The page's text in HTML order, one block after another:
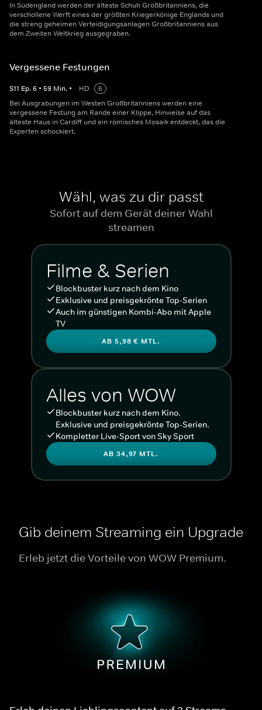
In Südengland werden der älteste Schuh Großbritanniens, die
verschollene Werft eines der größten Kriegerkönige Englands und
die streng geheimen Verteidigungsanlagen Großbritanniens aus
dem Zweiten Weltkrieg ausgegraben.
Vergessene Festungen
S11 Ep.6 • 59 Min. • HD
6
Bei Ausgrabungen im Westen Großbritanniens werden eine
vergessene Festung am Rande einer Klippe, Hinweise auf das
älteste Haus in Cardiff und ein römisches Mosaik entdeckt, das die
Experten schockiert.
Wähl, was zu dir passt
Sofort auf dem Gerät deiner Wahl
streamen
Filme & Serien
Blockbuster kurz nach dem Kino
Exklusive und preisgekrönte Top-Serien
Auch im günstigen Kombi-Abo mit Apple
TV
AB 5,98 € MTL.
Alles von WOW
Blockbuster kurz nach dem Kino.
Exklusive und preisgekrönte Top-Serien.
Kompletter Live-Sport von Sky Sport
AB 34,97 MTL.
Gib deinem Streaming ein Upgrade
Erleb jetzt die Vorteile von WOW Premium.